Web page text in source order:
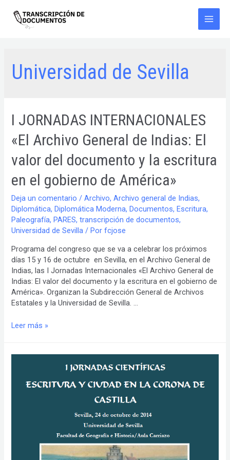
contenido
Main
Universidad de Sevilla
I JORNADAS INTERNACIONALES
«El Archivo General de Indias: El
valor del documento y la escritura
en el gobierno de América»
Deja un comentario /Archivo,Archivo general de Indias,
Diplomática,Diplomática Moderna,Documentos,Escritura,
Paleografía,PARES,transcripción de documentos,
Universidad de Sevilla / Porfcjose
Programa del congreso que se va a celebrar los próximos
días 15 y 16 de octubre en Sevilla, en el Archivo General de
Indias, las I Jornadas Internacionales «El Archivo General de
Indias: El valor del documento y la escritura en el gobierno de
América». Organizan la Subdirección General de Archivos
Estatales y la Universidad de Sevilla. …
I
«El
documento
Leer más »